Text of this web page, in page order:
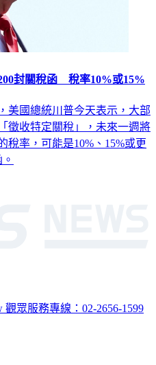
封關稅函 稅率10%或15%
美國總統川普今天表示，大部
徵收特定關稅」，未來一週將
稅率，可能是10%、15%或更
觀眾服務專線：02-2656-1599